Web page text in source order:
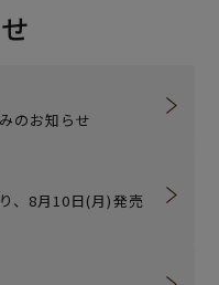
のお知らせ
、8月10日(月)発売